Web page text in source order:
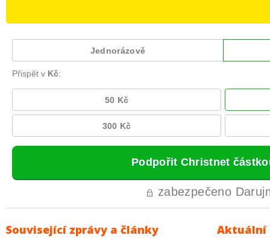
Související zprávy a články Aktuální